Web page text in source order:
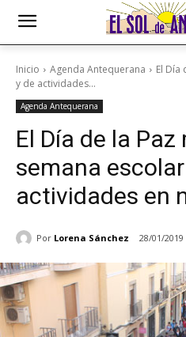
Inicio Agenda Antequerana
El Día
y de actividades...
Agenda Antequerana
El Día de la
semana
actividades en
Por Lorena Sánchez 28/01/2019